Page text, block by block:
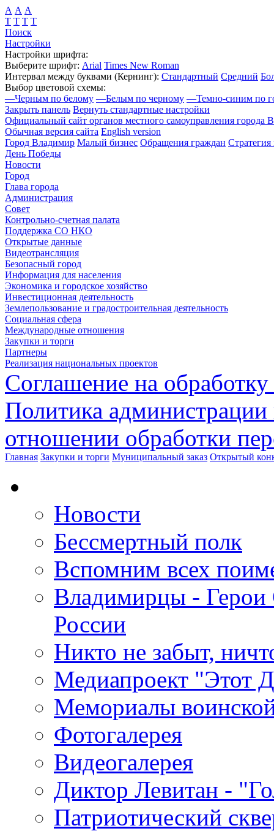
А А А
Т Т Т Т
Поиск
Настройки
Настройки шрифта:
Выберите шрифт: Arial Times New Roman
Интервал между буквами (Кернинг): Стандартный Средний
Выбор цветовой схемы:
—Черным по белому —Белым по черному —Темно-синим по
Закрыть панель Вернуть стандартные настройки
Официальный сайт органов местного самоуправления города
Обычная версия сайта English version
Город Владимир Малый бизнес Обращения граждан Стратегия
День Победы
Новости
Город
Глава города
Администрация
Совет
Контрольно-счетная палата
Поддержка СО НКО
Открытые данные
Видеотрансляция
Безопасный город
Информация для населения
Экономика и городское хозяйство
Инвестиционная деятельность
Землепользование и градостроительная деятельность
Социальная сфера
Международные отношения
Закупки и торги
Партнеры
Реализация национальных проектов
Соглашение на
Политика
отношении обработки
Главная Закупки и торги Муниципальный заказ Открытый
Новости
Бессмертный полк
Вспомним всех
Владимирцы - Герои
России
Никто не забыт,
Медиапроект "Этот
Мемориалы
Фотогалерея
Видеогалерея
Диктор Левитан -
Патриотический